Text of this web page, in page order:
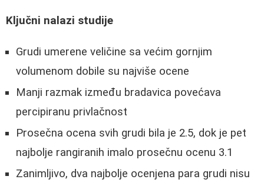
Ključni nalazi studije
Grudi umerene veličine sa većim gornjim
volumenom dobile su najviše ocene
Manji razmak između bradavica povećava
percipiranu privlačnost
Prosečna ocena svih grudi bila je 2.5, dok je pet
najbolje rangiranih imalo prosečnu ocenu 3.1
Zanimljivo, dva najbolje ocenjena para grudi nisu